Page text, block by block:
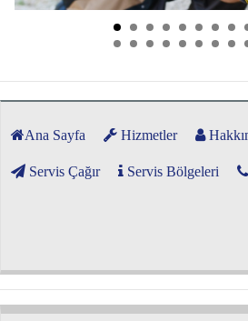
Ana Sayfa Hizmetler
Servis Çağır Servis Bölgeleri